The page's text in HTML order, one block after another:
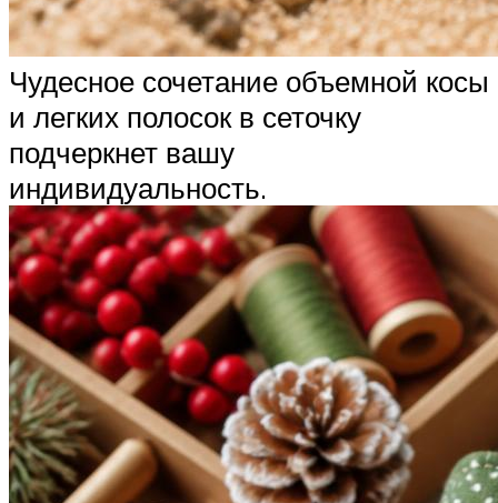
Чудесное сочетание объемной косы
и легких полосок в сеточку
подчеркнет вашу
индивидуальность.